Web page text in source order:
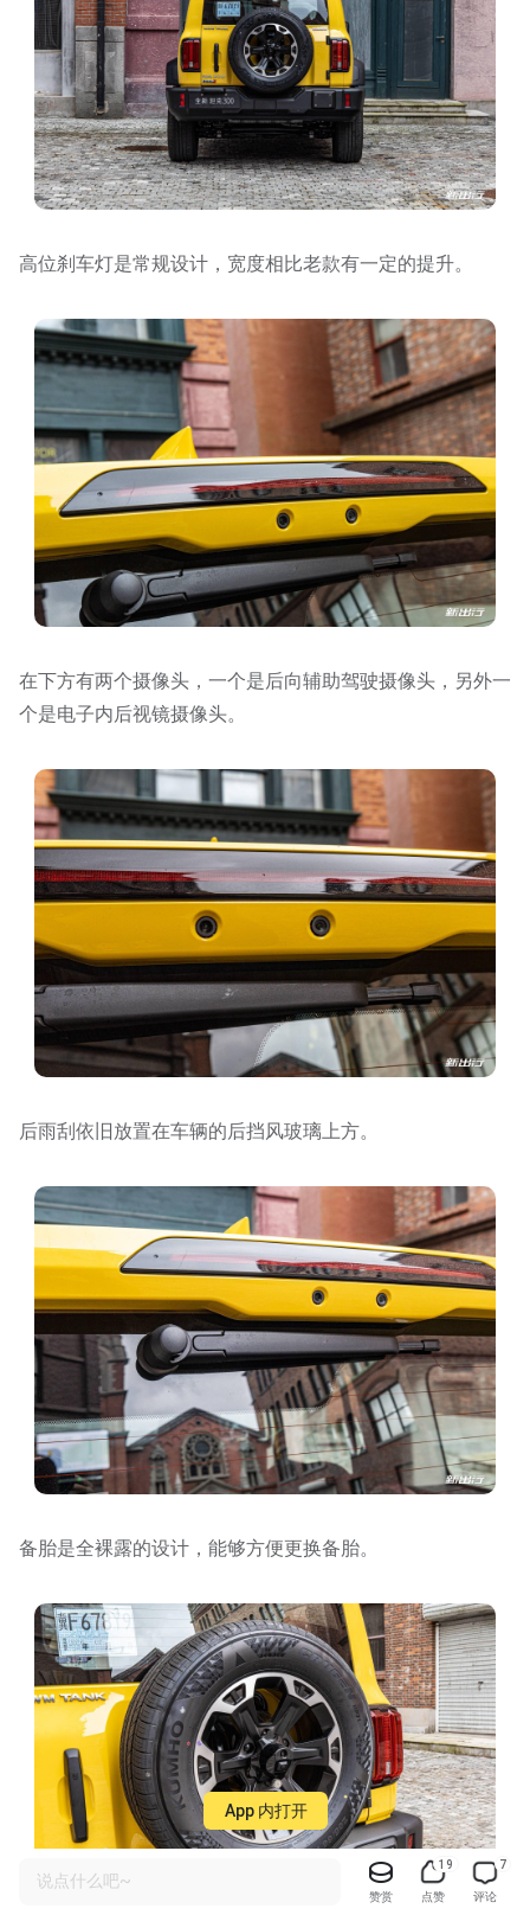
高位刹车灯是常规设计，宽度相比老款有一定的提升。
在下方有两个摄像头，一个是后向辅助驾驶摄像头，另外一
个是电子内后视镜摄像头。
后雨刮依旧放置在车辆的后挡风玻璃上方。
备胎是全裸露的设计，能够方便更换备胎。
App 内打开
说点什么吧~
赞赏
19
点赞
7
评论